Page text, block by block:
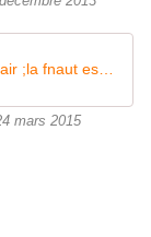
Pics de polution de l'air ;la fnaut est défavorable à la gratuité des transports
mars 2015